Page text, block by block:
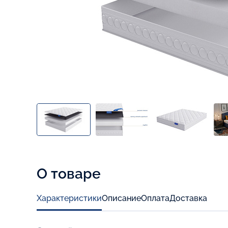
О товаре
ХарактеристикиОписаниеОплатаДоставка